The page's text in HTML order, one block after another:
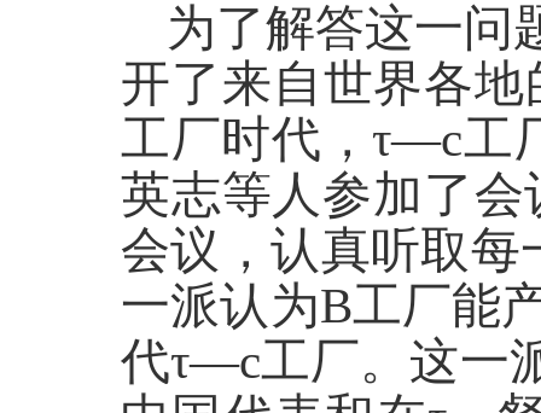
为了解答这一问
开了来自世界各
工厂时代，τ—c工
英志等人参加了会
会议，认真听取
一派认为B工厂能
代τ—c工厂。这一